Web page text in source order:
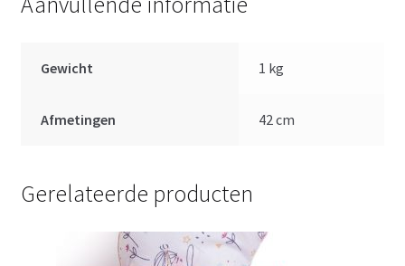
Gewicht 1 kg
Afmetingen 42 cm
Gerelateerde producten